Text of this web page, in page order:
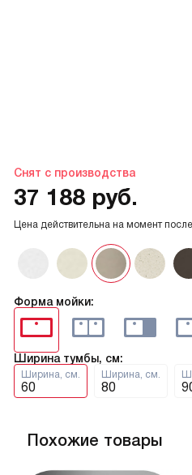
Снят с производства
Форма мойки:
Ширина тумбы, см:
Ширина, см.
60
Ширина, см.
80
Цена действительна на момент
37 188 руб.
Похожие товары